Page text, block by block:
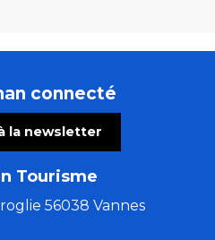
connecté
la newsletter
Tourisme
56038 Vannes